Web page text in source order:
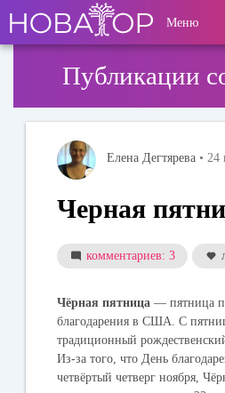
основному
содержанию
User
account
Меню
Публикации
Елена Дегтярева • 24
Черная
комментариев: 3
Чёрная пятница — пятница
благодарения в США. С
традиционный
Из-за того, что День
четвёртый четверг ноября,